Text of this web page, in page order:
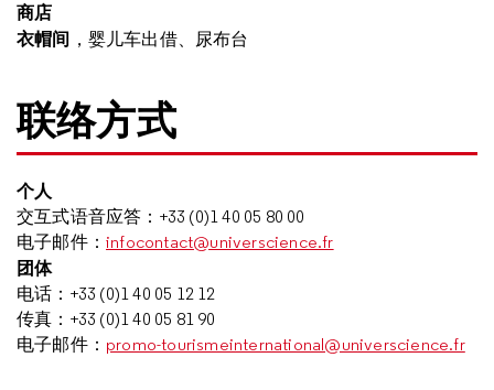
商店
衣帽间 ，婴儿车出借、尿布台
联络方式
个人
交互式语音应答： +33 (0)1 40 05 80 00
电子邮件： infocontact@universcience.fr
团体
电话： +33 (0)1 40 05 12 12
传真： +33 (0)1 40 05 81 90
电子邮件： promo-tourismeinternational@universcience.fr